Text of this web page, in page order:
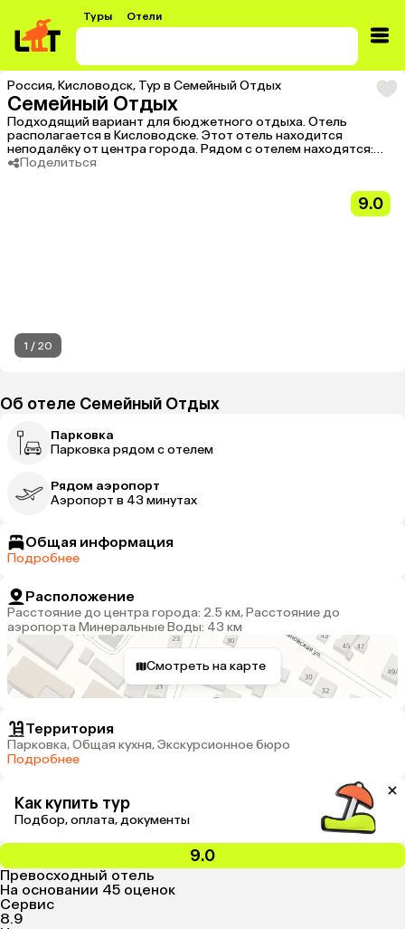
Туры Отели
Россия,Кисловодск, Тур в Семейный Отдых
Семейный Отдых
Подходящий вариант для бюджетного отдыха. Отель
располагается в Кисловодске. Этот отель находится
неподалёку от центра города. Рядом с отелем находятся:
Театр-музей Благодать, Музей Дача Шаляпина и
Поделиться
9.0
1 / 20
Об отеле Семейный Отдых
Парковка
Парковка рядом с отелем
Рядом аэропорт
Аэропорт в 43 минутах
Общая информация
Подробнее
Расположение
Расстояние до центра города: 2.5 км, Расстояние до
аэропорта Минеральные Воды: 43 км
Смотреть на карте
Территория
Парковка, Общая кухня, Экскурсионное бюро
Подробнее
Как купить тур
Подбор, оплата, документы
9.0
Превосходный отель
На основании 45 оценок
Сервис
8.9